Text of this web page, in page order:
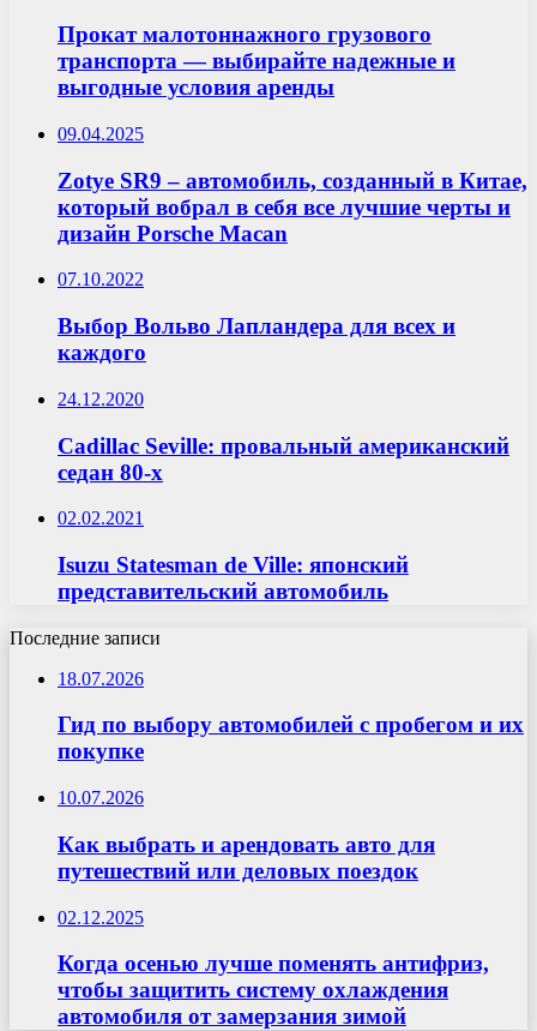
Прокат малотоннажного грузового
транспорта — выбирайте надежные и
выгодные условия аренды
09.04.2025
Zotye SR9 – автомобиль, созданный в Китае,
который вобрал в себя все лучшие черты и
дизайн Porsche Macan
07.10.2022
Выбор Вольво Лапландера для всех и
каждого
24.12.2020
Cadillac Seville: провальный американский
седан 80-х
02.02.2021
Isuzu Statesman de Ville: японский
представительский автомобиль
Последние записи
18.07.2026
Гид по выбору автомобилей с пробегом и их
покупке
10.07.2026
Как выбрать и арендовать авто для
путешествий или деловых поездок
02.12.2025
Когда осенью лучше поменять антифриз,
чтобы защитить систему охлаждения
автомобиля от замерзания зимой